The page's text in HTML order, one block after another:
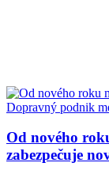
Od nového
zabezpečuje